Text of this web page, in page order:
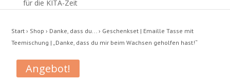
Start › Shop › Danke, dass du... › Geschenkset | Emaille Tasse mit
Teemischung | „Danke, dass du mir beim Wachsen geholfen hast!“
Angebot!